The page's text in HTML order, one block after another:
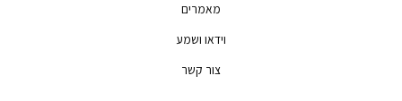
מאמרים
וידאו ושמע
צור קשר